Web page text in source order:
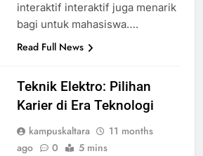
interaktif interaktif juga menarik
bagi untuk mahasiswa….
Read Full News
Teknik Elektro: Pilihan
Karier di Era Teknologi
kampuskaltara
11 months
ago
0 5 mins